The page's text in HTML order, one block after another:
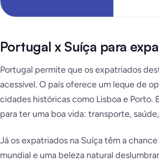
Portugal x Suíça para
Portugal permite que os expatriados
acessível. O país oferece um leque de
cidades históricas como Lisboa e
para ter uma boa vida: transporte,
Já os expatriados na Suíça têm a
mundial e uma beleza natural